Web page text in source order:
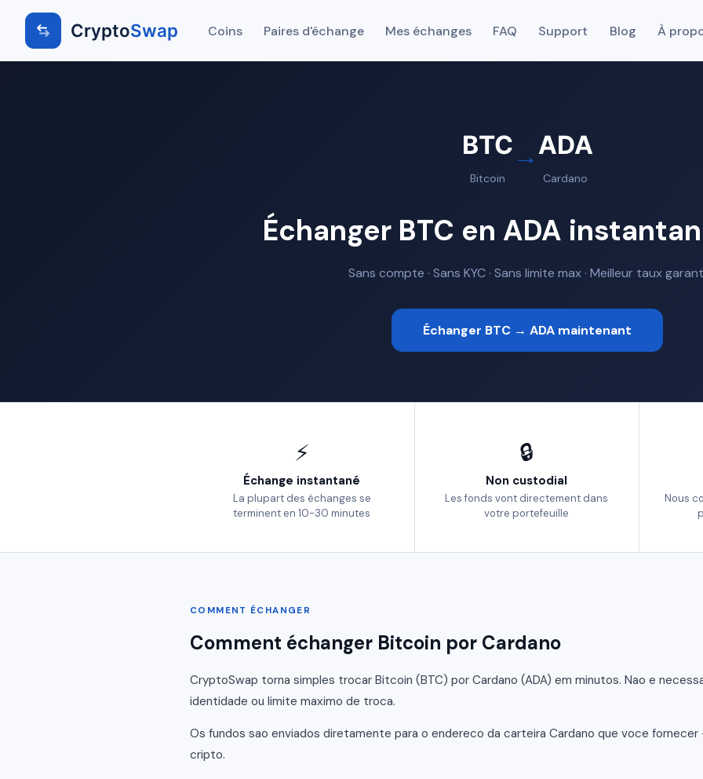
CryptoSwap Coins Paires d'échange Mes échanges FAQ Support Blog À
BTC
Bitcoin
→ADA
Cardano
Échanger BTC en ADA
Sans compte · Sans KYC · Sans limite max · Meilleur taux
Échanger BTC → ADA maintenant
⚡
Échange instantané
La plupart des échanges se
terminent en 10-30 minutes
🔒
Non custodial
Les fonds vont directement dans
votre portefeuille
Nous
COMMENT ÉCHANGER
Comment échanger Bitcoin por Cardano
CryptoSwap torna simples trocar Bitcoin (BTC) por Cardano (ADA) em minutos. Nao e
identidade ou limite maximo de troca.
Os fundos sao enviados diretamente para o endereco da carteira Cardano que voce fornecer
cripto.